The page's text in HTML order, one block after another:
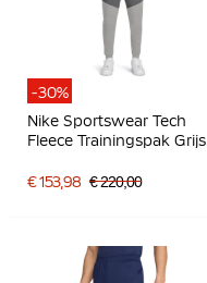
-30%
Nike Sportswear Tech
Fleece Trainingspak Grijs
€ 153,98 € 220,00